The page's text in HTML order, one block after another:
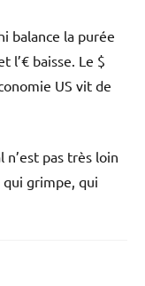
balance la purée
l’€ baisse. Le $
US vit de
pas très loin
grimpe, qui